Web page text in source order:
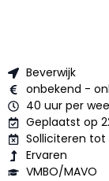
Beverwijk
onbekend -
40 uur per
Geplaatst op
Solliciteren tot
Ervaren
VMBO/MAVO